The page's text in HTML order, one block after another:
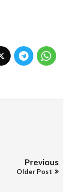
Previous
Older Post